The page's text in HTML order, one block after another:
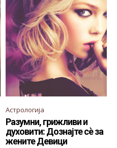
Астрологија
Разумни, грижливи и
духовити: Дознајте сè за
жените Девици